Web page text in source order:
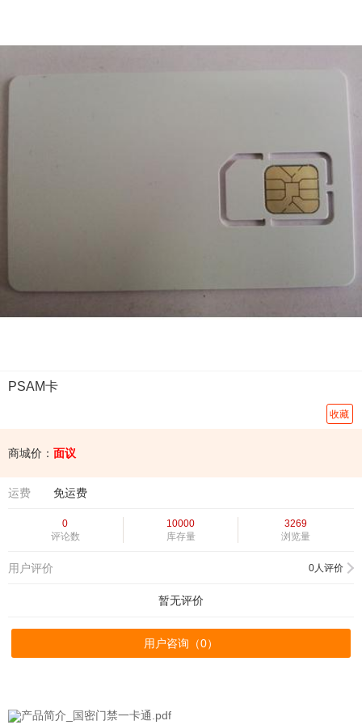
PSAM卡
收藏
商城价： 面议
运费 免运费
0
评论数
10000
库存量
3269
浏览量
用户评价 0人评价
暂无评价
用户咨询（0）
产品简介_国密门禁一卡通.pdf